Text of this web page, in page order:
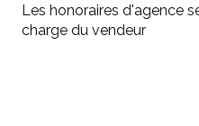
Les honoraires d'agence
charge du vendeur